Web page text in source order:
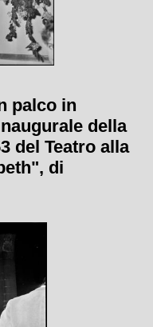
palco in
della
del Teatro alla
di
Ebert